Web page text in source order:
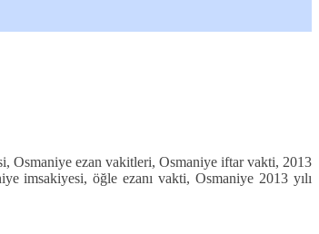
Osmaniye ezan vakitleri, Osmaniye iftar vakti, 2013
imsakiyesi, öğle ezanı vakti, Osmaniye 2013 yılı